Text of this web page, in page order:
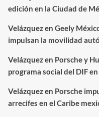
edición en la Ciudad de
Velázquezen Geely
impulsan la movilidad
Velázquezen Porsche y
programa social del DIF
Velázquezen Porsche
arrecifes en el Caribe